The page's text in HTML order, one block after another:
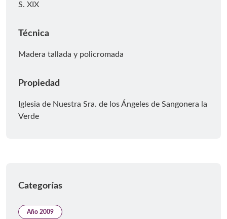
S. XIX
Técnica
Madera tallada y policromada
Propiedad
Iglesia de Nuestra Sra. de los Ángeles de Sangonera la
Verde
Categorías
Año 2009